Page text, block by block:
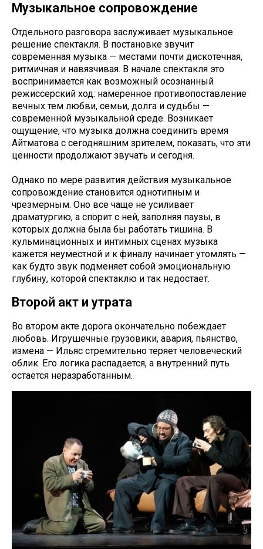
Музыкальное сопровождение
Отдельного разговора заслуживает музыкальное
решение спектакля. В постановке звучит
современная музыка — местами почти дискотечная,
ритмичная и навязчивая. В начале спектакля это
воспринимается как возможный осознанный
режиссерский ход: намеренное противопоставление
вечных тем любви, семьи, долга и судьбы —
современной музыкальной среде. Возникает
ощущение, что музыка должна соединить время
Айтматова с сегодняшним зрителем, показать, что эти
ценности продолжают звучать и сегодня.
Однако по мере развития действия музыкальное
сопровождение становится однотипным и
чрезмерным. Оно все чаще не усиливает
драматургию, а спорит с ней, заполняя паузы, в
которых должна была бы работать тишина. В
кульминационных и интимных сценах музыка
кажется неуместной и к финалу начинает утомлять —
как будто звук подменяет собой эмоциональную
глубину, которой спектаклю и так недостает.
Второй акт и утрата
Во втором акте дорога окончательно побеждает
любовь. Игрушечные грузовики, авария, пьянство,
измена — Ильяс стремительно теряет человеческий
облик. Его логика распадается, а внутренний путь
остается неразработанным.